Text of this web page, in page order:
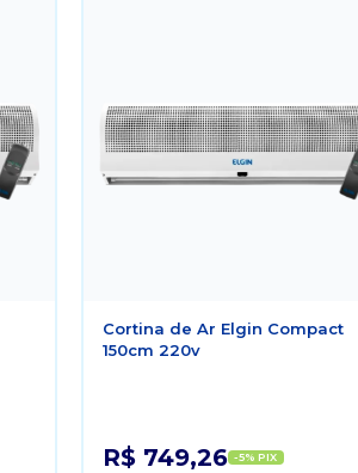
Cortina de Ar Elgin Compact
150cm 220v
R$ 749,26 -5% PIX